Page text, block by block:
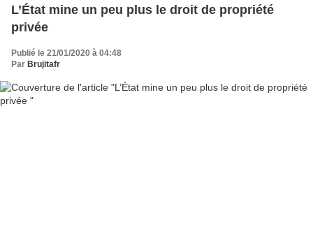
L’État mine un peu plus le droit de propriété
privée
Publié le 21/01/2020 à 04:48
Par Brujitafr